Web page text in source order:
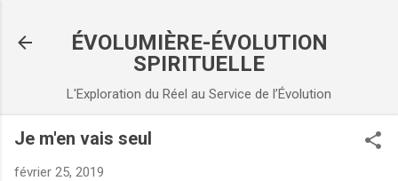
ÉVOLUMIÈRE-ÉVOLUTION
SPIRITUELLE
L'Exploration du Réel au Service de l’Évolution
Je m'en vais seul
février 25, 2019